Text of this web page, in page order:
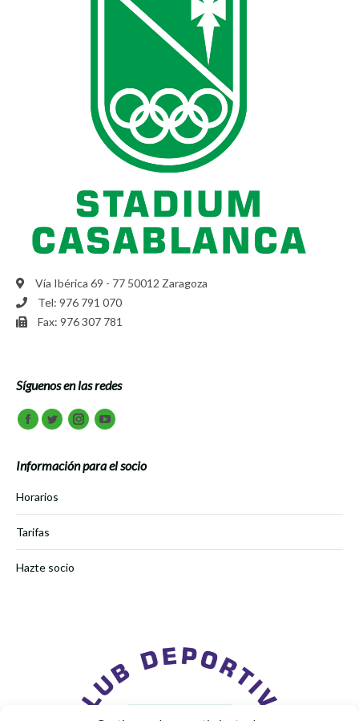
Vía Ibérica 69 - 77 50012 Zaragoza
Tel: 976 791 070
Fax: 976 307 781
Síguenos en las redes
Encuéntranos en:
Facebook
TwitterInstagramYoutube
Información para el socio
Horarios
Tarifas
Hazte socio